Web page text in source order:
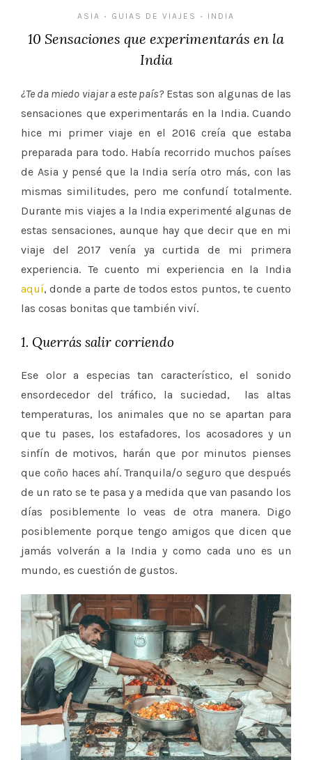
ASIA • GUIAS DE VIAJES • INDIA
10 Sensaciones que experimentarás en la
India
¿Te da miedo viajar a este país?Estas son algunas de las
sensaciones que experimentarás en la India. Cuando
hice mi primer viaje en el 2016 creía que estaba
preparada para todo. Había recorrido muchos países
de Asia y pensé que la India sería otro más, con las
mismas similitudes, pero me confundí totalmente.
Durante mis viajes a la India experimenté algunas de
estas sensaciones, aunque hay que decir que en mi
viaje del 2017 venía ya curtida de mi primera
experiencia. Te cuento mi experiencia en la India
aquí, donde a parte de todos estos puntos, te cuento
las cosas bonitas que también viví.
1. Querrás salir corriendo
Ese olor a especias tan característico, el sonido
ensordecedor del tráfico, la suciedad, las altas
temperaturas, los animales que no se apartan para
que tu pases, los estafadores, los acosadores y un
sinfín de motivos, harán que por minutos pienses
que coño haces ahí. Tranquila/o seguro que después
de un rato se te pasa y a medida que van pasando los
días posiblemente lo veas de otra manera. Digo
posiblemente porque tengo amigos que dicen que
jamás volverán a la India y como cada uno es un
mundo, es cuestión de gustos.